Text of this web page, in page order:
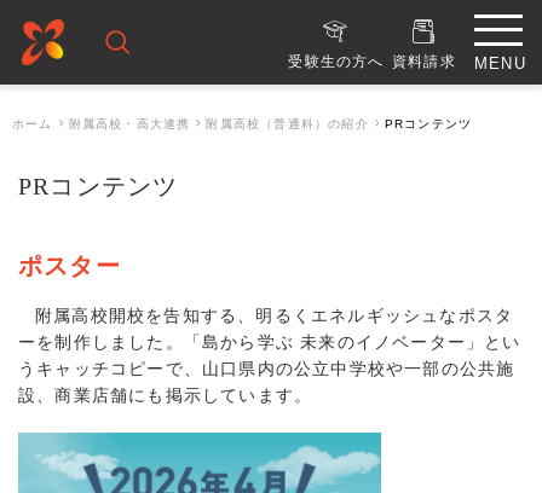
受験生の方へ 資料請求
ホーム 附属高校・高大連携 附属高校（普通科）の紹介 PRコンテンツ
PRコンテンツ
ポスター
附属高校開校を告知する、明るくエネルギッシュなポスタ
ーを制作しました。「島から学ぶ 未来のイノベーター」とい
うキャッチコピーで、山口県内の公立中学校や一部の公共施
設、商業店舗にも掲示しています。